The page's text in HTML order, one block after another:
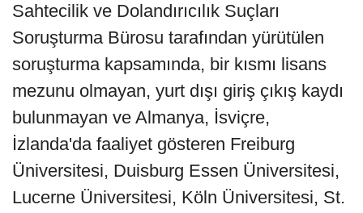
Sahtecilik ve Dolandırıcılık Suçları
Soruşturma Bürosu tarafından yürütülen
soruşturma kapsamında, bir kısmı lisans
mezunu olmayan, yurt dışı giriş çıkış kaydı
bulunmayan ve Almanya, İsviçre,
İzlanda'da faaliyet gösteren Freiburg
Üniversitesi, Duisburg Essen Üniversitesi,
Lucerne Üniversitesi, Köln Üniversitesi, St.